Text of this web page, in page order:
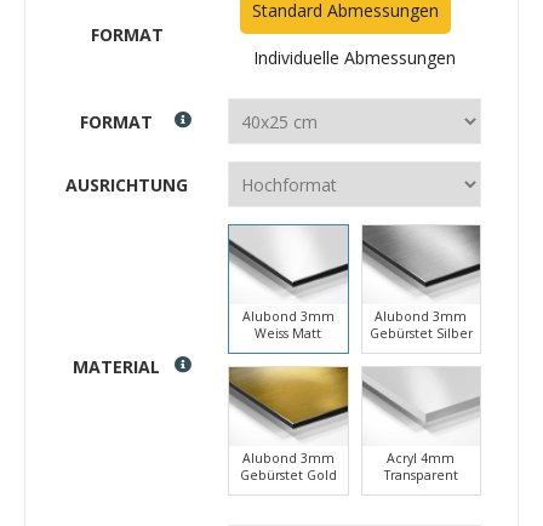
FORMAT
Standard Abmessungen
Individuelle Abmessungen
FORMAT
AUSRICHTUNG
MATERIAL
Alubond 3mm
Weiss Matt
Alubond 3mm
Gebürstet Silber
Alubond 3mm
Gebürstet Gold
Acryl 4mm
Transparent